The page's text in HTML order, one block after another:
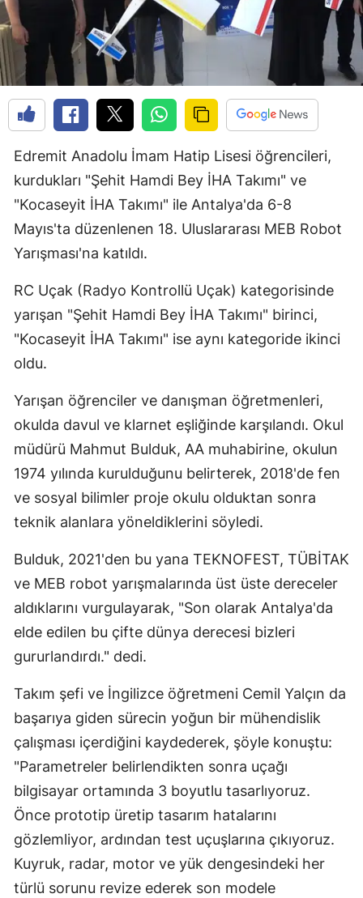
Edremit Anadolu İmam Hatip Lisesi öğrencileri,
kurdukları "Şehit Hamdi Bey İHA Takımı" ve
"Kocaseyit İHA Takımı" ile Antalya'da 6-8
Mayıs'ta düzenlenen 18. Uluslararası MEB Robot
Yarışması'na katıldı.
RC Uçak (Radyo Kontrollü Uçak) kategorisinde
yarışan "Şehit Hamdi Bey İHA Takımı" birinci,
"Kocaseyit İHA Takımı" ise aynı kategoride ikinci
oldu.
Yarışan öğrenciler ve danışman öğretmenleri,
okulda davul ve klarnet eşliğinde karşılandı. Okul
müdürü Mahmut Bulduk, AA muhabirine, okulun
1974 yılında kurulduğunu belirterek, 2018'de fen
ve sosyal bilimler proje okulu olduktan sonra
teknik alanlara yöneldiklerini söyledi.
Bulduk, 2021'den bu yana TEKNOFEST, TÜBİTAK
ve MEB robot yarışmalarında üst üste dereceler
aldıklarını vurgulayarak, "Son olarak Antalya'da
elde edilen bu çifte dünya derecesi bizleri
gururlandırdı." dedi.
Takım şefi ve İngilizce öğretmeni Cemil Yalçın da
başarıya giden sürecin yoğun bir mühendislik
çalışması içerdiğini kaydederek, şöyle konuştu:
"Parametreler belirlendikten sonra uçağı
bilgisayar ortamında 3 boyutlu tasarlıyoruz.
Önce prototip üretip tasarım hatalarını
gözlemliyor, ardından test uçuşlarına çıkıyoruz.
Kuyruk, radar, motor ve yük dengesindeki her
türlü sorunu revize ederek son modele